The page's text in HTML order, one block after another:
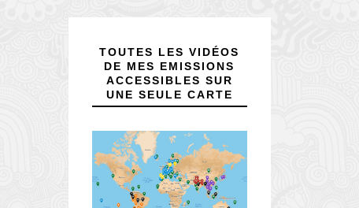
TOUTES LES VIDÉOS
DE MES EMISSIONS
ACCESSIBLES SUR
UNE SEULE CARTE